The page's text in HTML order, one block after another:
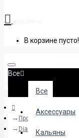
В корзине пусто!
Все
Все
Аксессуары
Кальяны
Производители
Diamond